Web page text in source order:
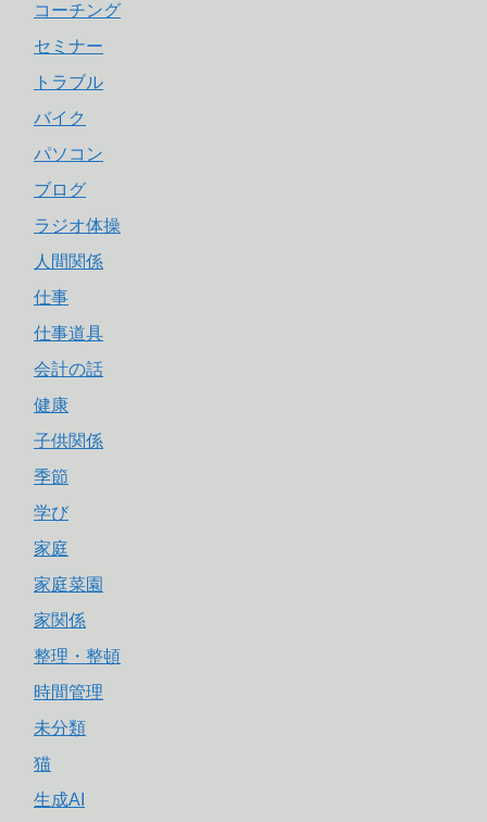
コーチング
セミナー
トラブル
バイク
パソコン
ブログ
ラジオ体操
人間関係
仕事
仕事道具
会計の話
健康
子供関係
季節
学び
家庭
家庭菜園
家関係
整理・整頓
時間管理
未分類
猫
生成AI